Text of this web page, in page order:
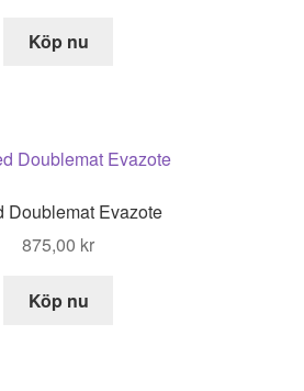
Köp nu
Doublemat Evazote
875,00 kr
Köp nu